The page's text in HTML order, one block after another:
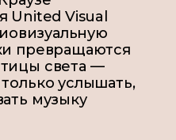
United Visual
превращаются
света —
услышать,
музыку